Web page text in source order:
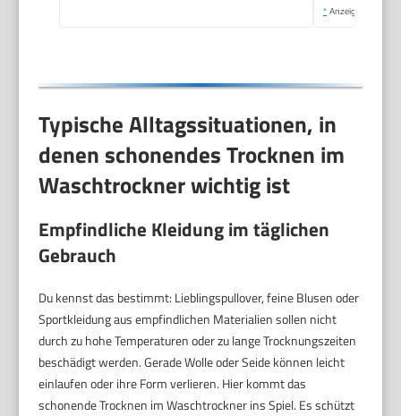
* Anzeige
Typische Alltagssituationen, in
denen schonendes Trocknen im
Waschtrockner wichtig ist
Empfindliche Kleidung im täglichen
Gebrauch
Du kennst das bestimmt: Lieblingspullover, feine Blusen oder
Sportkleidung aus empfindlichen Materialien sollen nicht
durch zu hohe Temperaturen oder zu lange Trocknungszeiten
beschädigt werden. Gerade Wolle oder Seide können leicht
einlaufen oder ihre Form verlieren. Hier kommt das
schonende Trocknen im Waschtrockner ins Spiel. Es schützt